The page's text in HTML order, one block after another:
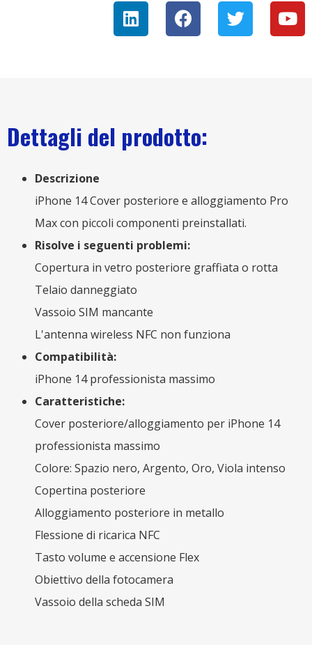
Dettagli del prodotto:
Descrizione
iPhone 14 Cover posteriore e alloggiamento Pro
Max con piccoli componenti preinstallati.
Risolve i seguenti problemi:
Copertura in vetro posteriore graffiata o rotta
Telaio danneggiato
Vassoio SIM mancante
L'antenna wireless NFC non funziona
Compatibilità:
iPhone 14 professionista massimo
Caratteristiche:
Cover posteriore/alloggiamento per iPhone 14
professionista massimo
Colore: Spazio nero, Argento, Oro, Viola intenso
Copertina posteriore
Alloggiamento posteriore in metallo
Flessione di ricarica NFC
Tasto volume e accensione Flex
Obiettivo della fotocamera
Vassoio della scheda SIM